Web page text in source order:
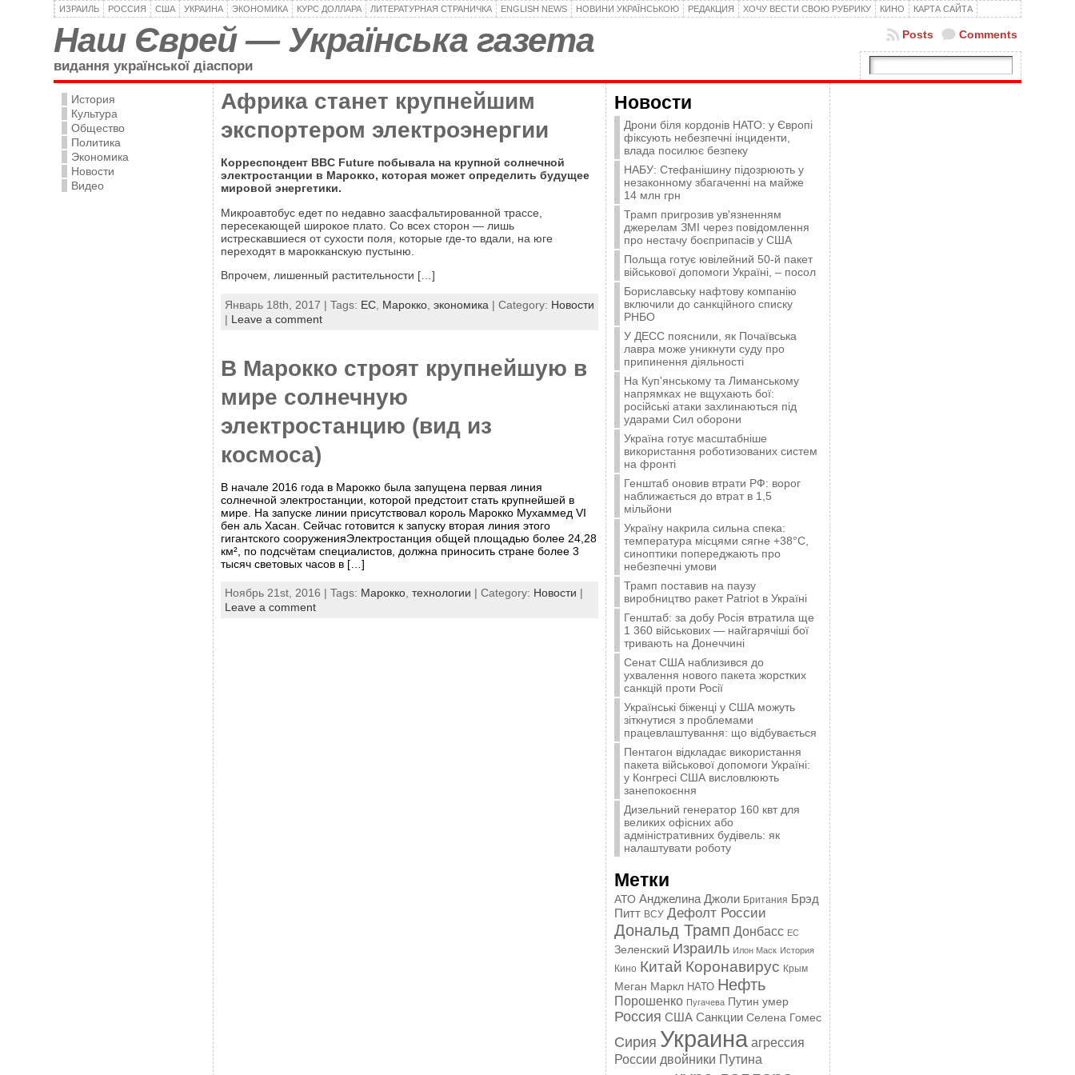
ИЗРАИЛЬ РОССИЯ США УКРАИНА ЭКОНОМИКА КУРС ДОЛЛАРА ЛИТЕРАТУРНАЯ СТРАНИЧКА ENGLISH NEWS НОВИНИ УКРАЇНСЬКОЮ РЕДАКЦИЯ ХОЧУ ВЕСТИ СВОЮ РУБРИКУ КИНО КАРТА САЙТА
Наш Єврей — Українська газета
видання української діаспори
Comments
Posts
История
Культура
Общество
Политика
Экономика
Новости
Видео
Африка станет крупнейшим
экспортером электроэнергии
Корреспондент BBC Future побывала на крупной солнечной
электростанции в Марокко, которая может определить будущее
мировой энергетики.
Микроавтобус едет по недавно заасфальтированной трассе,
пересекающей широкое плато. Со всех сторон — лишь
истрескавшиеся от сухости поля, которые где-то вдали, на юге
переходят в марокканскую пустыню.
Впрочем, лишенный растительности […]
Январь 18th, 2017 | Tags: ЕС Марокко экономика | Category: Новости
| Leave a comment
В Марокко строят крупнейшую в
мире солнечную
электростанцию (вид из
космоса)
В начале 2016 года в Марокко была запущена первая линия
солнечной электростанции, которой предстоит стать крупнейшей в
мире. На запуске линии присутствовал король Марокко Мухаммед VI
бен аль Хасан. Сейчас готовится к запуску вторая линия этого
гигантского сооруженияЭлектростанция общей площадью более 24,28
км², по подсчётам специалистов, должна приносить стране более 3
тысяч световых часов в […]
Ноябрь 21st, 2016 | Tags: Марокко, технологии | Category: Новости |
Leave a comment
Новости
Дрони біля кордонів НАТО: у Європі
фіксують небезпечні інциденти,
влада посилює безпеку
НАБУ: Стефанішину підозрюють у
незаконному збагаченні на майже
14 млн грн
Трамп пригрозив ув'язненням
джерелам ЗМІ через повідомлення
про нестачу боєприпасів у США
Польща готує ювілейний 50-й пакет
військової допомоги Україні, – посол
Бориславську нафтову компанію
включили до санкційного списку
РНБО
У ДЕСС пояснили, як Почаївська
лавра може уникнути суду про
припинення діяльності
На Куп'янському та Лиманському
напрямках не вщухають бої:
російські атаки захлинаються під
ударами Сил оборони
Україна готує масштабніше
використання роботизованих систем
на фронті
Генштаб оновив втрати РФ: ворог
наближається до втрат в 1,5
мільйони
Україну накрила сильна спека:
температура місцями сягне +38°C,
синоптики попереджають про
небезпечні умови
Трамп поставив на паузу
виробництво ракет Patriot в Україні
Генштаб: за добу Росія втратила ще
1 360 військових — найгарячіші бої
тривають на Донеччині
Сенат США наблизився до
ухвалення нового пакета жорстких
санкцій проти Росії
Українські біженці у США можуть
зіткнутися з проблемами
працевлаштування: що відбувається
Пентагон відкладає використання
пакета військової допомоги Україні:
у Конгресі США висловлюють
занепокоєння
Дизельний генератор 160 квт для
великих офісних або
адміністративних будівель: як
налаштувати роботу
Метки
АТО Анджелина Джоли Британия Брэд
Питт ВСУ Дефолт России
Дональд Трамп Донбасс ЕС
Зеленский Израиль Илон Маск История
Кино Китай Коронавирус Крым
Меган Маркл НАТО Нефть
Порошенко Пугачева Путин умер
Россия США Санкции Селена Гомес
Сирия Украина агрессия
России двойники Путина